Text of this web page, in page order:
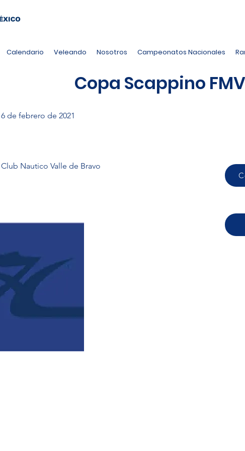
Calendario Veleando Nosotros Campeonatos Nacionales
Copa Scappino FMV
6 de febrero de 2021
Club Nautico Valle de Bravo